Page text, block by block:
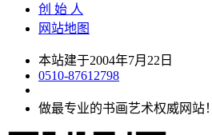
创 始 人
网站地图
本站建于2004年7月22日
0510-87612798
做最专业的书画艺术权威网站！